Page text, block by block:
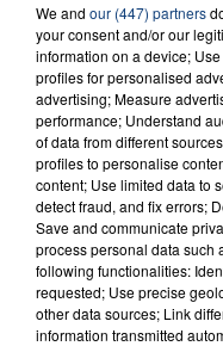
FIL D'ACTU
We and our (447) partners
your consent and/or our
information on a device;
profiles for personalised
advertising; Measure
performance; Understand
of data from different
profiles to personalise
content; Use limited data to
detect fraud, and fix errors;
Save and communicate
process personal data such
following functionalities:
requested; Use precise
other data sources; Link
information transmitted